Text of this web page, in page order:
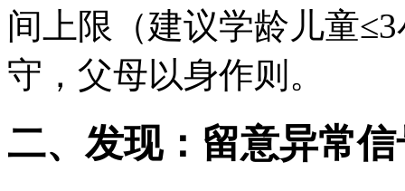
间上限（建议学龄儿童
守，父母以身作则。
二、发现：留意异常信